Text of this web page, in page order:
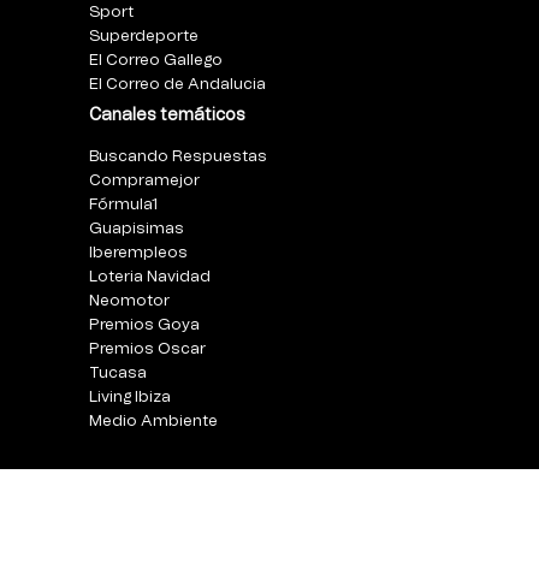
Sport
Superdeporte
El Correo Gallego
El Correo de Andalucia
Canales temáticos
Buscando Respuestas
Compramejor
Fórmula1
Guapisimas
Iberempleos
Loteria Navidad
Neomotor
Premios Goya
Premios Oscar
Tucasa
Living Ibiza
Medio Ambiente